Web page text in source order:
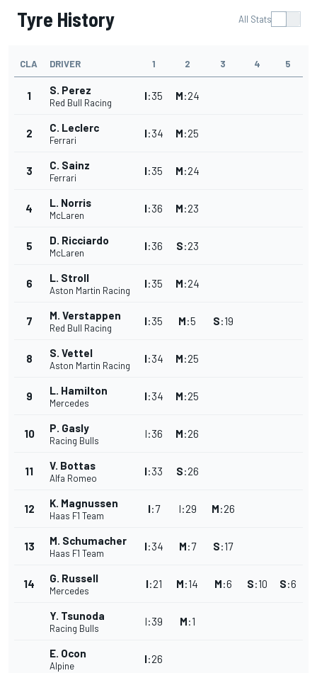
Tyre History All Stats
CLA DRIVER 1 2 3 4 5
1 S. Perez
Red Bull Racing
I:35 M:24
2 C. Leclerc
Ferrari
I:34 M:25
3 C. Sainz
Ferrari
I:35 M:24
4 L. Norris
McLaren
I:36 M:23
5 D. Ricciardo
McLaren
I:36 S:23
6 L. Stroll
Aston Martin Racing
I:35 M:24
7 M. Verstappen
Red Bull Racing
I:35 M:5 S:19
8 S. Vettel
Aston Martin Racing
I:34 M:25
9 L. Hamilton
Mercedes
I:34 M:25
10 P. Gasly
Racing Bulls
I:36 M:26
11 V. Bottas
Alfa Romeo
I:33 S:26
12 K. Magnussen
Haas F1 Team
I:7 I:29 M:26
13 M. Schumacher
Haas F1 Team
I:34 M:7 S:17
14 G. Russell
Mercedes
I:21 M:14 M:6 S:10 S:6
Y. Tsunoda
Racing Bulls
I:39 M:1
E. Ocon
Alpine
I:26